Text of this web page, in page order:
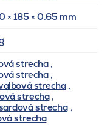
× 185 × 0.65 mm
strecha,
strecha,
strecha,
strecha,
strecha,
strecha